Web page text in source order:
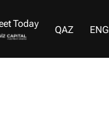
Today
QAZ ENG